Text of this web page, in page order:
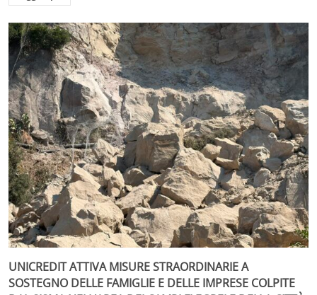
UNICREDIT ATTIVA MISURE STRAORDINARIE A
SOSTEGNO DELLE FAMIGLIE E DELLE IMPRESE COLPITE